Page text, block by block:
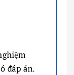
đáp án.